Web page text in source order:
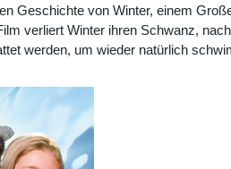
Geschichte von Winter, einem
verliert Winter ihren Schwanz,
werden, um wieder natürlich